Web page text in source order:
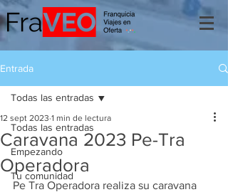
Entrada
Todas las entradas
Empezando
Tu comunidad
Todas las entradas
Caravana 2023 Pe-Tra
Operadora
12 sept 2023 1 min de lectura
Pe Tra Operadora realiza su caravana